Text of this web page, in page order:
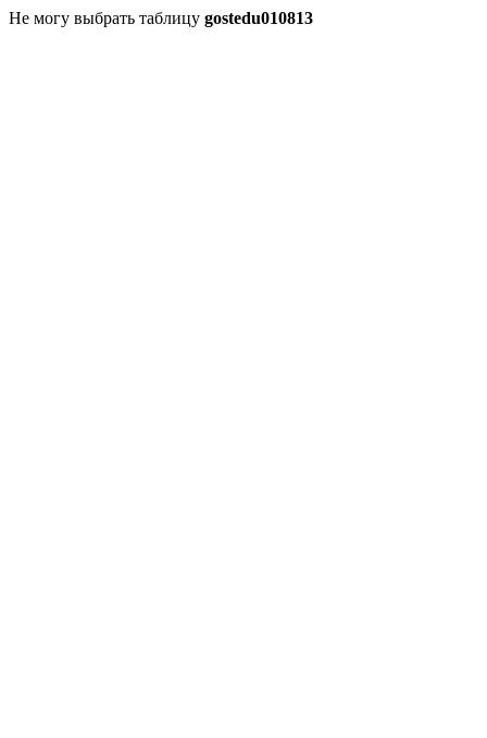
Не могу выбрать таблицу gostedu010813